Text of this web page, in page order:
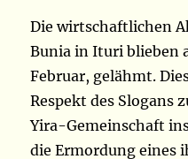
Die wirtschaftlichen
Bunia in Ituri blieben
Februar, gelähmt.
Respekt des Slogans
Yira-Gemeinschaft
die Ermordung eines